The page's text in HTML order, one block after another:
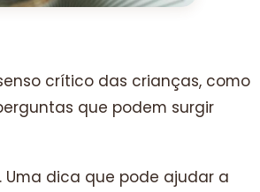
crítico das crianças, como
que podem surgir
dica que pode ajudar a